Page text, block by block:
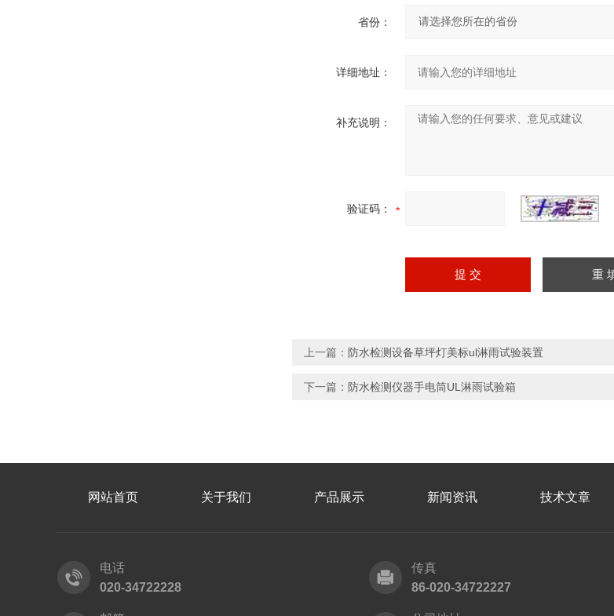
省份：
详细地址：
补充说明：
验证码：
上一篇： 防水检测设备草坪灯美标ul淋雨试验装置
下一篇： 防水检测仪器手电筒UL淋雨试验箱
网站首页 关于我们 产品展示 新闻资讯 技术文章
电话
020-34722228
传真
86-020-34722227